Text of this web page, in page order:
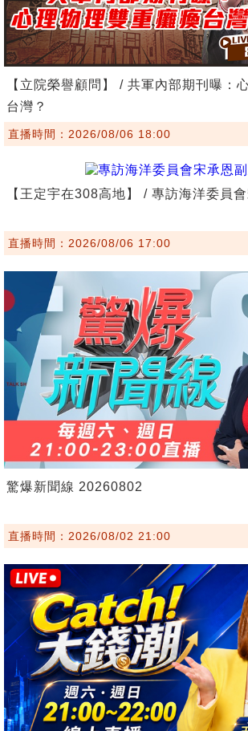
【立院榮譽顧問】 / 共軍內部期刊曝：
台灣？
直播時間：2026/08/06 18:00
【王定宇在308高地】 / 專訪海洋委員
直播時間：2026/08/06 17:00
驚爆新聞線 20260802
直播時間：2026/08/02 21:00